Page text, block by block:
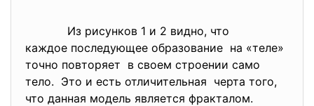
Из рисунков 1 и 2 видно, что
каждое последующее образование на «теле»
точно повторяет в своем строении само
тело. Это и есть отличительная черта того,
что данная модель является фракталом.